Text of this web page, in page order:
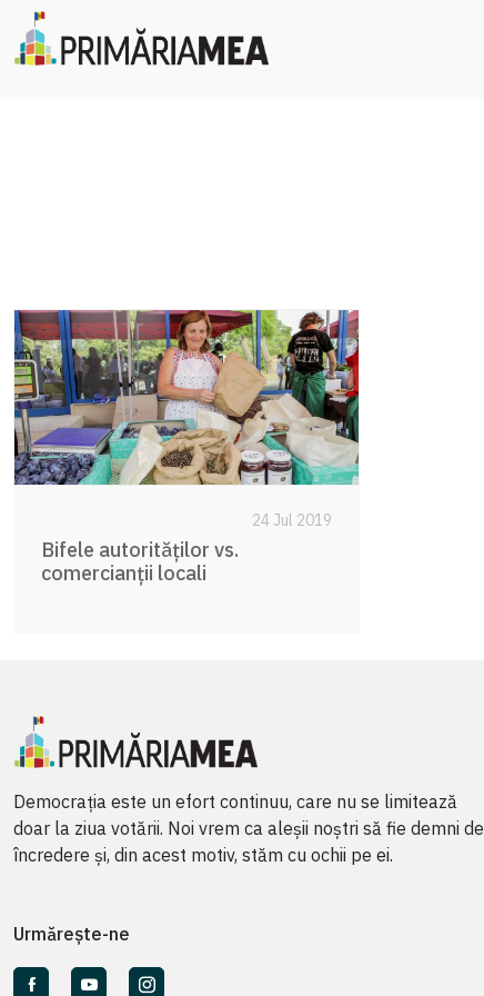
24 Jul 2019
Bifele autorităților vs.
comercianții locali
Democrația este un efort continuu, care nu se limitează
doar la ziua votării. Noi vrem ca aleșii noștri să fie demni de
încredere și, din acest motiv, stăm cu ochii pe ei.
Urmărește-ne